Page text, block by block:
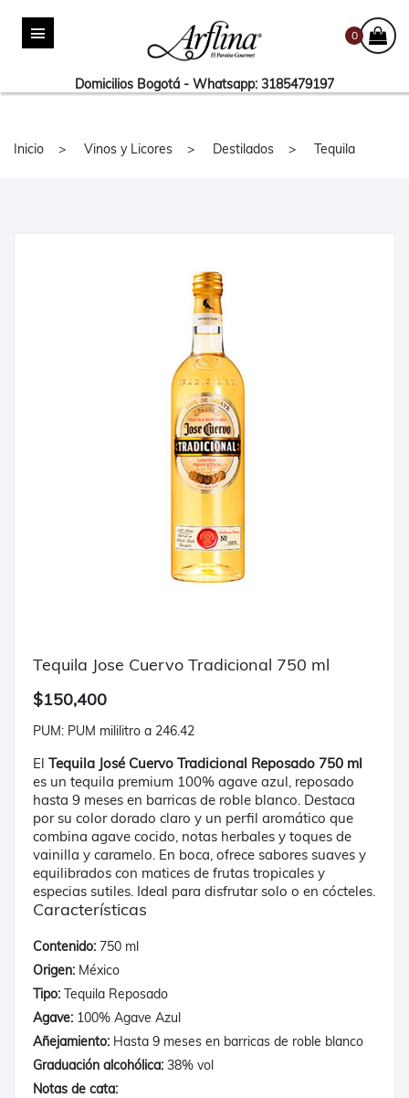
0
Domicilios Bogotá - Whatsapp: 3185479197
Inicio Vinos y Licores Destilados Tequila
Tequila Jose Cuervo Tradicional 750 ml
$150,400
PUM: PUM mililitro a 246.42
El Tequila José Cuervo Tradicional Reposado 750 ml
es un tequila premium 100% agave azul, reposado
hasta 9 meses en barricas de roble blanco. Destaca
por su color dorado claro y un perfil aromático que
combina agave cocido, notas herbales y toques de
vainilla y caramelo. En boca, ofrece sabores suaves y
equilibrados con matices de frutas tropicales y
especias sutiles. Ideal para disfrutar solo o en cócteles.
Características
Contenido: 750 ml
Origen: México
Tipo: Tequila Reposado
Agave: 100% Agave Azul
Añejamiento: Hasta 9 meses en barricas de roble blanco
Graduación alcohólica: 38% vol
Notas de cata: